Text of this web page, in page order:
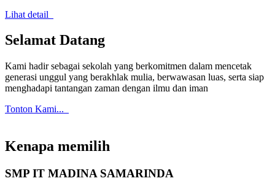
Lihat detail
Selamat Datang
Kami hadir sebagai sekolah yang berkomitmen dalam mencetak
generasi unggul yang berakhlak mulia, berwawasan luas, serta siap
menghadapi tantangan zaman dengan ilmu dan iman
Tonton Kami...
Kenapa memilih
SMP IT MADINA SAMARINDA